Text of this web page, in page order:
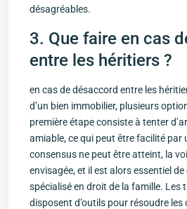
désagréables.
3. Que faire en cas
entre les héritiers⁤ ?
en cas ⁣de désaccord entre les
d’un ⁣bien immobilier, ⁢plusieurs
première ⁣étape consiste à tenter
amiable, ce qui peut être facilité par
consensus ne peut‌ être atteint, la
envisagée, et il est ​alors essentiel
spécialisé en droit de la famille. Les
disposent ‌d’outils pour résoudre les